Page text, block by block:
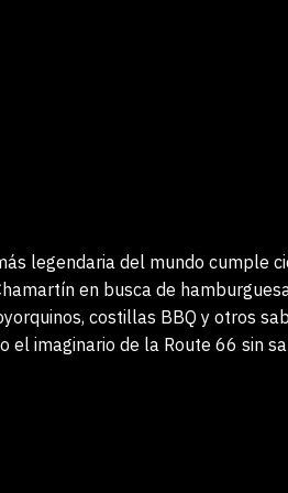
legendaria del mundo cumple
en busca de
costillas BBQ y otros
el imaginario de la Route 66 sin